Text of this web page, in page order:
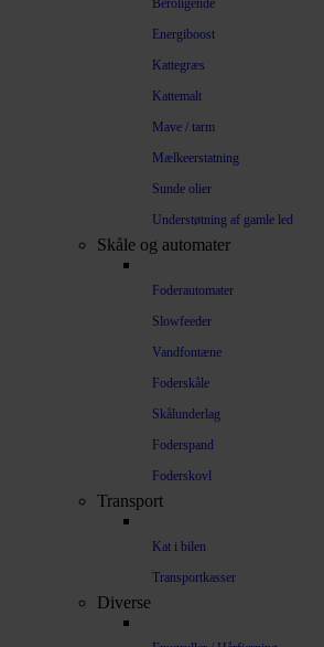
Beroligende
Energiboost
Kattegræs
Kattemalt
Mave / tarm
Mælkeerstatning
Sunde olier
Understøtning af gamle led
Skåle og automater
Foderautomater
Slowfeeder
Vandfontæne
Foderskåle
Skålunderlag
Foderspand
Foderskovl
Transport
Kat i bilen
Transportkasser
Diverse